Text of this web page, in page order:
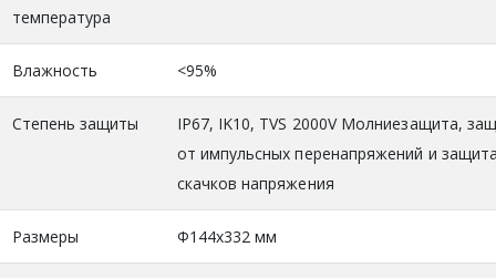
температура
Влажность <95%
Степень защиты
IP67, IK10, TVS 2000V Молниезащита,
от импульсных перенапряжений и
скачков напряжения
Размеры Φ144x332 мм